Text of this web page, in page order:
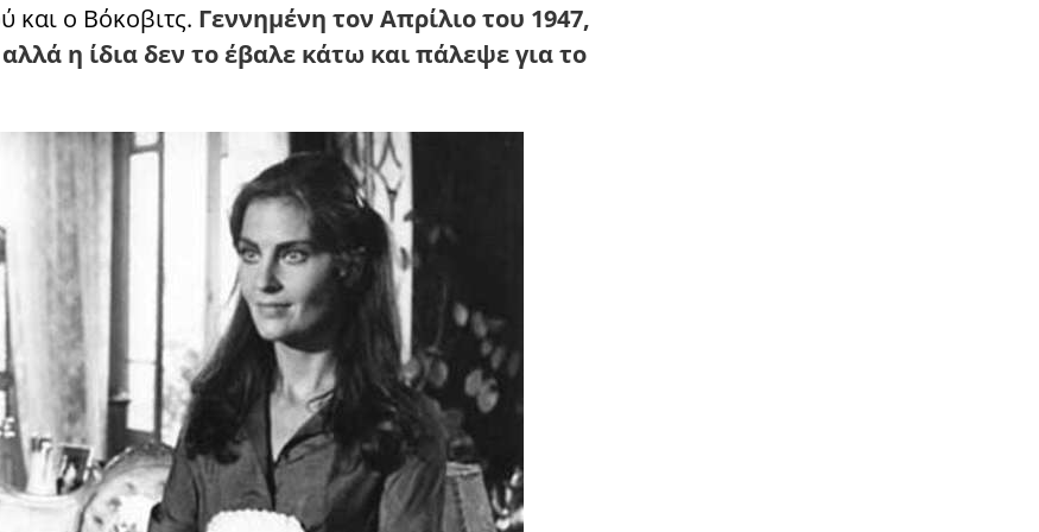
και ο Βόκοβιτς. Γεννημένη τον Απρίλιο του 1947,
η ίδια δεν το έβαλε κάτω και πάλεψε για το